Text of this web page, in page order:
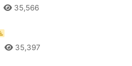
35,566
35,397